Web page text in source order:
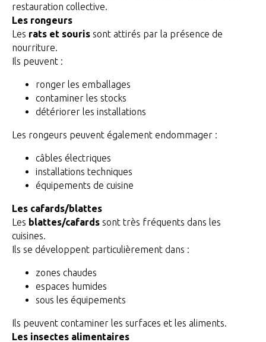
restauration collective.
Les rongeurs
Les rats et souris sont attirés par la présence de
nourriture.
Ils peuvent :
ronger les emballages
contaminer les stocks
détériorer les installations
Les rongeurs peuvent également endommager :
câbles électriques
installations techniques
équipements de cuisine
Les cafards/blattes
Les blattes/cafards sont très fréquents dans les
cuisines.
Ils se développent particulièrement dans :
zones chaudes
espaces humides
sous les équipements
Ils peuvent contaminer les surfaces et les aliments.
Les insectes alimentaires